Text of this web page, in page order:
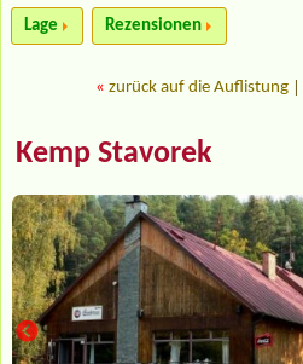
Lage Rezensionen
« zurück auf die Auflistung
Kemp Stavorek